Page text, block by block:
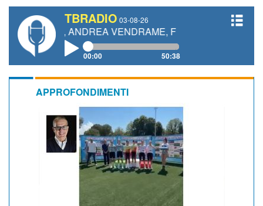
TBRADIO 03-08-26
ANDREA VENDRAME, FILIPPO FIORELLI
00:00 50:38
APPROFONDIMENTI